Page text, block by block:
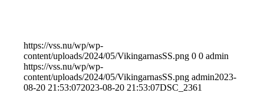
https://vss.nu/wp/wp-
content/uploads/2024/05/VikingarnasSS.png 0 0 admin
https://vss.nu/wp/wp-
content/uploads/2024/05/VikingarnasSS.png admin2023-
08-20 21:53:072023-08-20 21:53:07DSC_2361